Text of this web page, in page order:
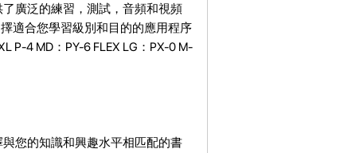
廣泛的練習，測試，音頻和視頻
適合您學習級別和目的的應用程序
P-4 MD：PY-6 FLEX LG：PX-0 M-
您的知識和興趣水平相匹配的書